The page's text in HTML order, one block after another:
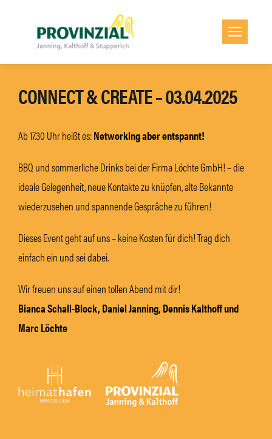
CONNECT & CREATE – 03.04.2025
Ab 17.30 Uhr heißt es:Networking aber entspannt!
BBQ und sommerliche Drinks bei der Firma Löchte GmbH! – die
ideale Gelegenheit, neue Kontakte zu knüpfen, alte Bekannte
wiederzusehen und spannende Gespräche zu führen!
Dieses Event geht auf uns – keine Kosten für dich! Trag dich
einfach ein und sei dabei.
Wir freuen uns auf einen tollen Abend mit dir!
Bianca Schall-Block, Daniel Janning, Dennis Kalthoff und
Marc Löchte